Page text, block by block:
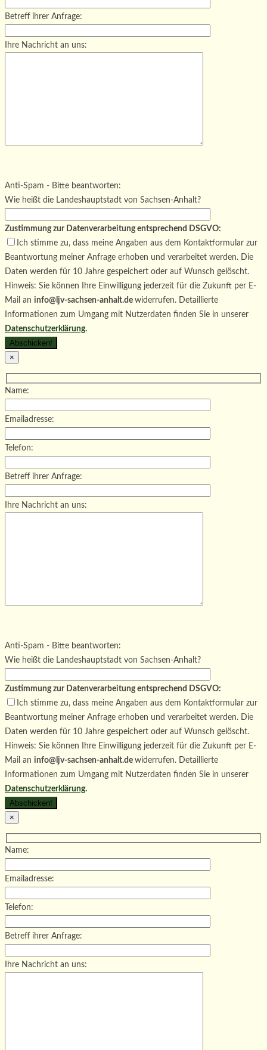
Betreff ihrer Anfrage:
Ihre Nachricht an uns:
Bitte lasse dieses Feld leer.
Anti-Spam - Bitte beantworten:
Wie heißt die Landeshauptstadt von Sachsen-Anhalt?
Zustimmung zur Datenverarbeitung entsprechend DSGVO:
Ich stimme zu, dass meine Angaben aus dem Kontaktformular zur
Beantwortung meiner Anfrage erhoben und verarbeitet werden. Die
Daten werden für 10 Jahre gespeichert oder auf Wunsch gelöscht.
Hinweis: Sie können Ihre Einwilligung jederzeit für die Zukunft per E-
Mail an info@ljv-sachsen-anhalt.de widerrufen. Detaillierte
Informationen zum Umgang mit Nutzerdaten finden Sie in unserer
Datenschutzerklärung.
×
Name:
Emailadresse:
Telefon:
Betreff ihrer Anfrage:
Ihre Nachricht an uns:
Bitte lasse dieses Feld leer.
Anti-Spam - Bitte beantworten:
Wie heißt die Landeshauptstadt von Sachsen-Anhalt?
Zustimmung zur Datenverarbeitung entsprechend DSGVO:
Ich stimme zu, dass meine Angaben aus dem Kontaktformular zur
Beantwortung meiner Anfrage erhoben und verarbeitet werden. Die
Daten werden für 10 Jahre gespeichert oder auf Wunsch gelöscht.
Hinweis: Sie können Ihre Einwilligung jederzeit für die Zukunft per E-
Mail an info@ljv-sachsen-anhalt.de widerrufen. Detaillierte
Informationen zum Umgang mit Nutzerdaten finden Sie in unserer
Datenschutzerklärung.
×
Name:
Emailadresse:
Telefon:
Betreff ihrer Anfrage:
Ihre Nachricht an uns: